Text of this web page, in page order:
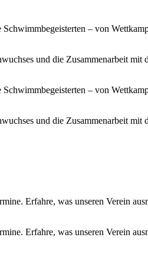
– von
und die Zusammenarbeit mit
– von
und die Zusammenarbeit mit
Erfahre, was unseren Verein
Erfahre, was unseren Verein